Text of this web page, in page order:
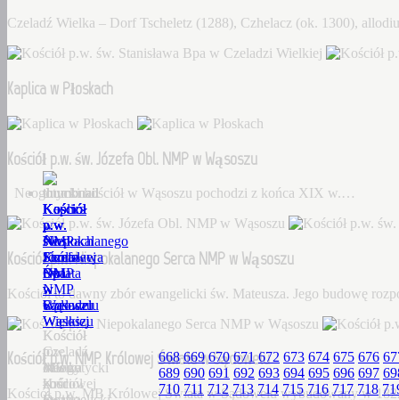
Czeladź Wielka – Dorf Tscheletz (1288), Czhelacz (ok. 1300),
Kaplica w Płoskach
Kościół p.w. św. Józefa Obl. NMP w Wąsoszu
Neogotycki kościół w Wąsoszu pochodzi z końca XIX w.…
Kościół p.w. Niepokalanego Serca NMP w Wąsoszu
Kościół to dawny zbór ewangelicki św. Mateusza. Jego budowę
Kościół p.w. NMP Królowej Świata w Sądowelu
Kościół p.w. MB Królowej Świata w Sądowelu wybudowany w
Kościół
p.w.
św.
Stanisława
Bpa
w
Czeladzi
Wielkiej
Czeladź
Wielka
–
Kaplica
w
Płoskach
Kościół
p.w.
św.
Józefa
Obl.
NMP
w
Wąsoszu
Neogotycki
kościół
Kościół
p.w.
Niepokalanego
Serca
NMP
w
Wąsoszu
Kościół
to
dawny
zbór
Kościół
p.w.
NMP
Królowej
Świata
w
Sądowelu
Kościół
p.w.
MB
Królowej
668 669 670 671 672 673 674 675 676
689 690 691 692 693 694 695 696 697
710 711 712 713 714 715 716 717 718